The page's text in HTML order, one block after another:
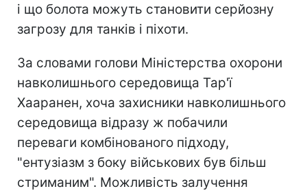
і що болота можуть становити серйозну
загрозу для танків і піхоти.
За словами голови Міністерства охорони
навколишнього середовища Тар'ї
Хааранен, хоча захисники навколишнього
середовища відразу ж побачили
переваги комбінованого підходу,
"ентузіазм з боку військових був більш
стриманим". Можливість залучення